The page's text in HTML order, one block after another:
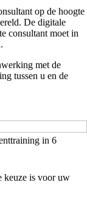
op de hoogte
De digitale
consultant moet in
met de
tussen u en de
in 6
keuze is voor uw